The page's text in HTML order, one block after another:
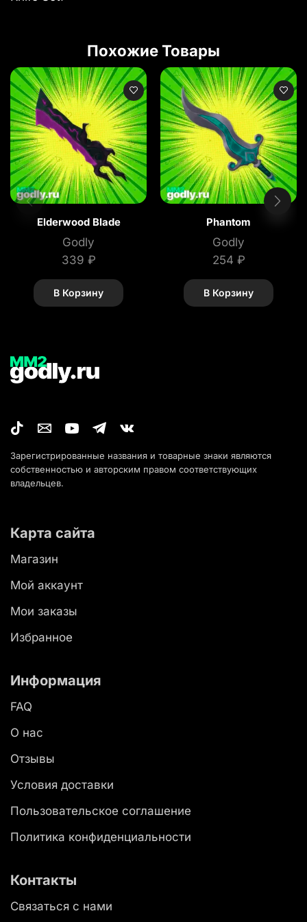
Похожие Товары
Elderwood Blade
Godly
339 ₽
В Корзину
Phantom
Godly
254 ₽
В Корзину
Зарегистрированные названия и товарные знаки являются
собственностью и авторским правом соответствующих
владельцев.
Карта сайта
Магазин
Мой аккаунт
Мои заказы
Избранное
Информация
FAQ
О нас
Отзывы
Условия доставки
Пользовательское соглашение
Политика конфиденциальности
Контакты
Связаться с нами